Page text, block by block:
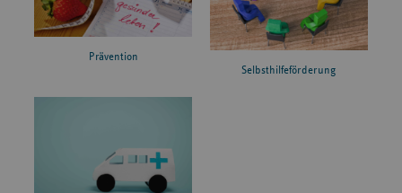
Prävention
Selbsthilfeförderung